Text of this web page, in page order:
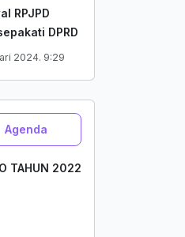
RPJPD
DPRD
2024. 9:29
Agenda
TAHUN 2022